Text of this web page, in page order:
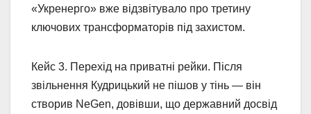
«Укренерго» вже відзвітувало про третину
ключових трансформаторів під захистом.
Кейс 3. Перехід на приватні рейки. Після
звільнення Кудрицький не пішов у тінь — він
створив NeGen, довівши, що державний досвід